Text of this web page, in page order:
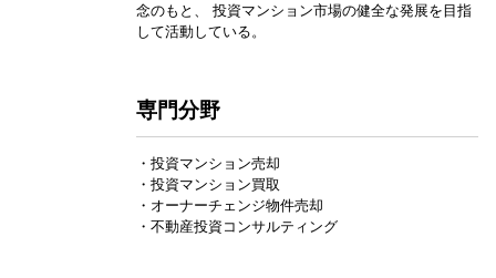
念のもと、 投資マンション市場の健全な発展を目指
して活動している。
専門分野
・投資マンション売却
・投資マンション買取
・オーナーチェンジ物件売却
・不動産投資コンサルティング